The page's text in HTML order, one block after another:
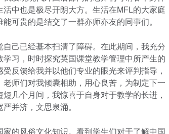
中也是极尽开朗大方。生活在MFL的大家庭
可贵的是结交了一群亦师亦友的同事们。
己已经基本扫清了障碍。在此期间，我充分
习，时时探究英国课堂教学管理中所产生的
反馈给我并以他们专业的眼光来评判指导，
师们对我倾囊相助，用心良苦，为制定下一
几个月间，我惊喜于自身对于教学的长进，
并济，文思泉涌。
的风俗文化知识。看到学生们对于了解中国